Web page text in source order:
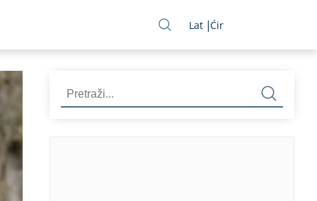
Lat Ćir